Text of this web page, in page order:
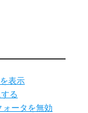
表示
る
ータを無効